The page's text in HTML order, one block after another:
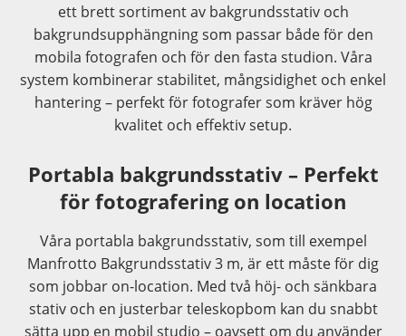
ett brett sortiment av bakgrundsstativ och
bakgrundsupphängning som passar både för den
mobila fotografen och för den fasta studion. Våra
system kombinerar stabilitet, mångsidighet och enkel
hantering – perfekt för fotografer som kräver hög
kvalitet och effektiv setup.
Portabla bakgrundsstativ – Perfekt
för fotografering on location
Våra portabla bakgrundsstativ, som till exempel
Manfrotto Bakgrundsstativ 3 m, är ett måste för dig
som jobbar on-location. Med två höj- och sänkbara
stativ och en justerbar teleskopbom kan du snabbt
sätta upp en mobil studio – oavsett om du använder